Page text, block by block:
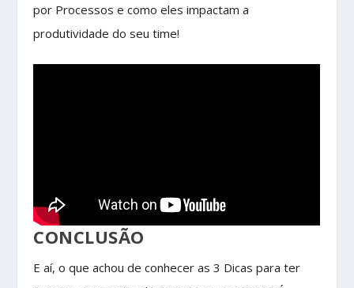
por Processos e como eles impactam a
produtividade do seu time!
CONCLUSÃO
E aí, o que achou de conhecer as 3 Dicas para ter